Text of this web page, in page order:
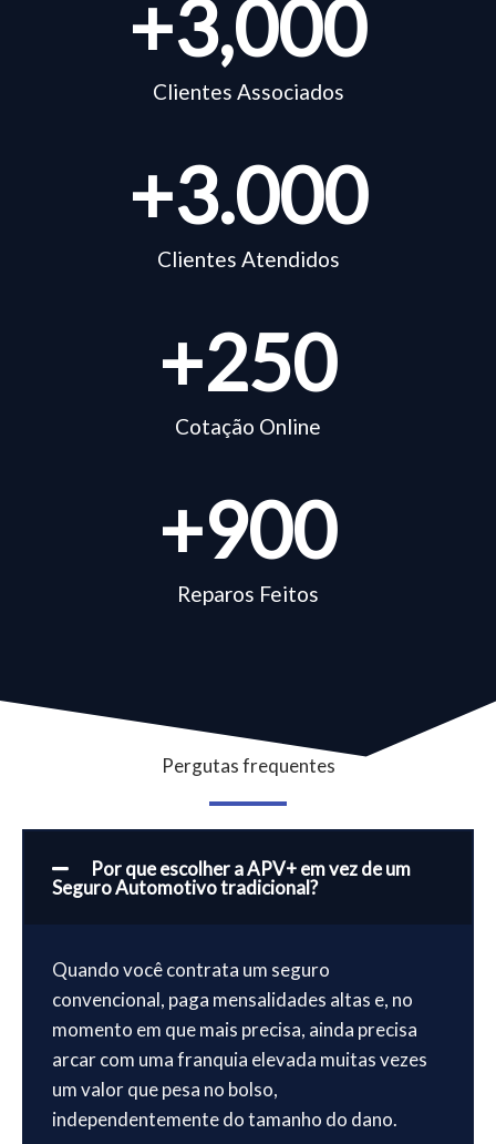
Clientes Associados
+3,000
Clientes Atendidos
+3.000
Cotação Online
+250
Reparos Feitos
+900
Pergutas frequentes
Por que escolher a APV+ em vez de um
Seguro Automotivo tradicional?
Quando você contrata um seguro
convencional, paga mensalidades altas e, no
momento em que mais precisa, ainda precisa
arcar com uma franquia elevada muitas vezes
um valor que pesa no bolso,
independentemente do tamanho do dano.